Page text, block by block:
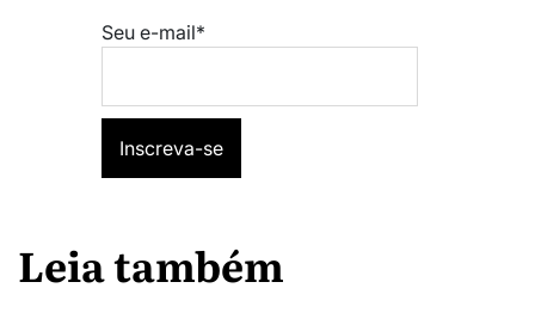
Seu e-mail*
Leia também